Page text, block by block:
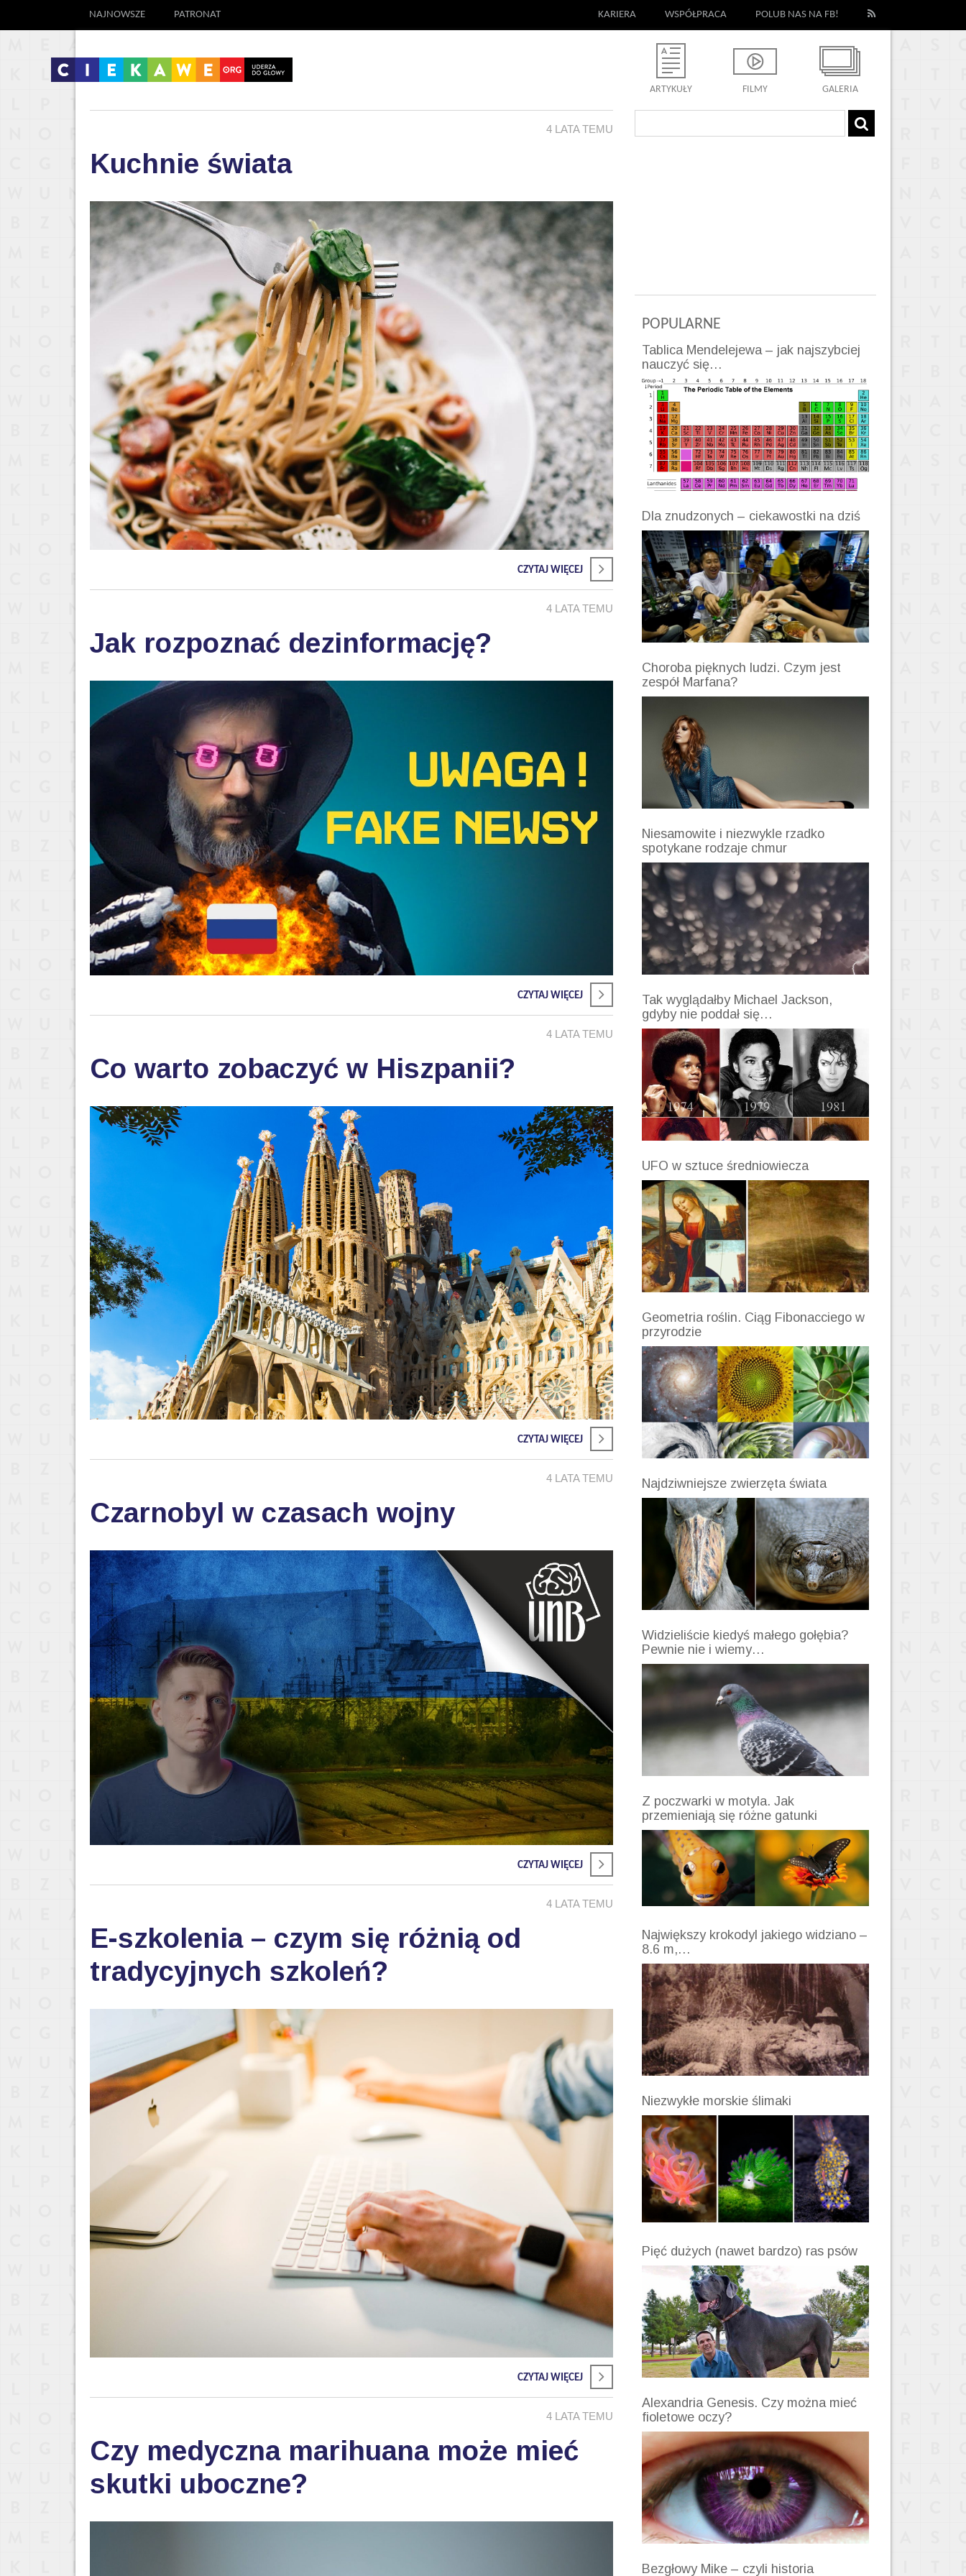
NAJNOWSZE PATRONAT KARIERA WSPÓŁPRACA POLUB NAS NA FB!
ARTYKUŁY FILMY GALERIA
4 LATA TEMU
Kuchnie świata
CZYTAJ WIĘCEJ
4 LATA TEMU
Jak rozpoznać dezinformację?
CZYTAJ WIĘCEJ
4 LATA TEMU
Co warto zobaczyć w Hiszpanii?
CZYTAJ WIĘCEJ
4 LATA TEMU
Czarnobyl w czasach wojny
CZYTAJ WIĘCEJ
4 LATA TEMU
E-szkolenia – czym się różnią od
tradycyjnych szkoleń?
CZYTAJ WIĘCEJ
4 LATA TEMU
Czy medyczna marihuana może mieć
skutki uboczne?
POPULARNE
Tablica Mendelejewa – jak najszybciej
nauczyć się…
Dla znudzonych – ciekawostki na dziś
Choroba pięknych ludzi. Czym jest
zespół Marfana?
Niesamowite i niezwykle rzadko
spotykane rodzaje chmur
Tak wyglądałby Michael Jackson,
gdyby nie poddał się…
UFO w sztuce średniowiecza
Geometria roślin. Ciąg Fibonacciego w
przyrodzie
Najdziwniejsze zwierzęta świata
Widzieliście kiedyś małego gołębia?
Pewnie nie i wiemy…
Z poczwarki w motyla. Jak
przemieniają się różne gatunki
Największy krokodyl jakiego widziano –
8.6 m,…
Niezwykłe morskie ślimaki
Pięć dużych (nawet bardzo) ras psów
Alexandria Genesis. Czy można mieć
fioletowe oczy?
Bezgłowy Mike – czyli historia